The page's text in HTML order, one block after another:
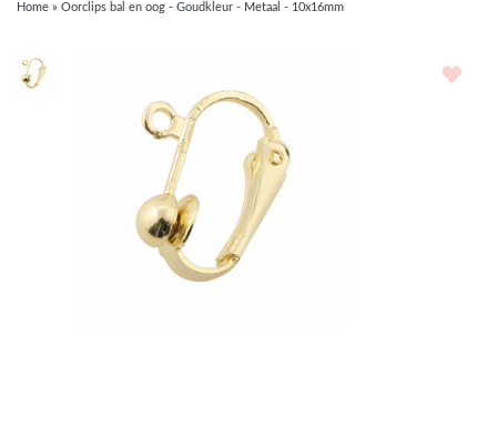
Home » Oorclips bal en oog - Goudkleur - Metaal - 10x16mm